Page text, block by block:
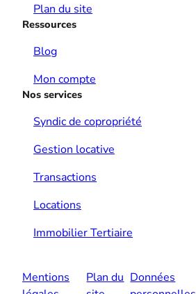
Plan du site
Ressources
Blog
Mon compte
Nos services
Syndic de copropriété
Gestion locative
Transactions
Locations
Immobilier Tertiaire
Mentions
Plan du Données